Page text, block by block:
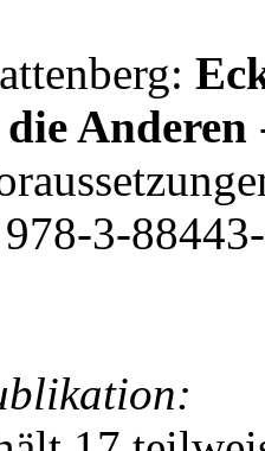
Anderen
3-